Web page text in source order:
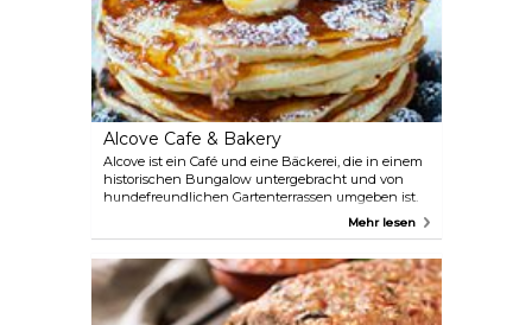
Alcove Cafe & Bakery
Alcove ist ein Café und eine Bäckerei, die in einem
historischen Bungalow untergebracht und von
hundefreundlichen Gartenterrassen umgeben ist.
Schokolade angeboten. Kommen Sie zum
Frühstück, Mittag- oder Abendessen oder einfach
nur für etwas Süßes wie einen Kuchen vorbei.
Mehr lesen